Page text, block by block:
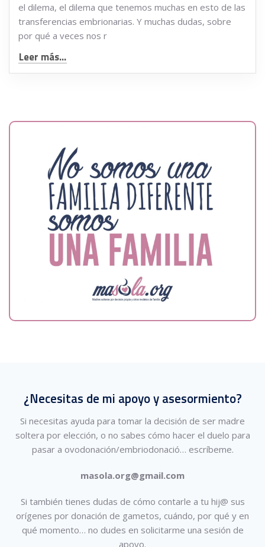
el dilema, el dilema que tenemos muchas en esto de las
transferencias embrionarias. Y muchas dudas, sobre
por qué a veces nos r
Leer más...
¿Necesitas de mi apoyo y asesormiento?
Si necesitas ayuda para tomar la decisión de ser madre
soltera por elección, o no sabes cómo hacer el duelo para
pasar a ovodonación/embriodonació… escríbeme.
masola.org@gmail.com
Si también tienes dudas de cómo contarle a tu hij@ sus
orígenes por donación de gametos, cuándo, por qué y en
qué momento… no dudes en solicitarme una sesión de
apoyo.